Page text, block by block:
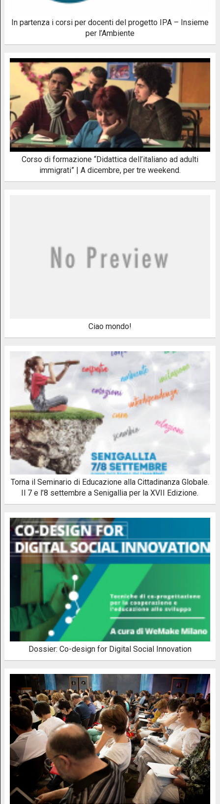
In partenza i corsi per docenti del progetto IPA – Insieme
per l’Ambiente
Corso di formazione “Didattica dell’italiano ad adulti
immigrati” | A dicembre, per tre weekend.
Ciao mondo!
Torna il Seminario di Educazione alla Cittadinanza Globale.
Il 7 e l’8 settembre a Senigallia per la XVII Edizione.
Dossier: Co-design for Digital Social Innovation